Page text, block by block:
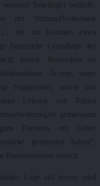
Beteiligter bedürfe.
VerbundVolksbank
die im Rahmen eines
finanzielle Grundlage der
haben. Besonders zu
Accent, unter
Niggemeier, sowie das
Leitung von Tobias
gemeinsam
Partnern mit hoher
gemeistert haben“,
Bauzeitmonate zurück.
Lage auf einem rund